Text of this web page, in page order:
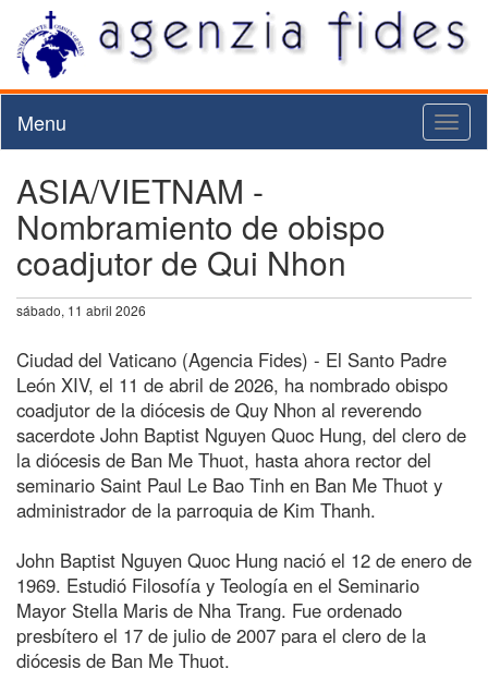
Menu
ASIA/VIETNAM -
Nombramiento de obispo
coadjutor de Qui Nhon
sábado, 11 abril 2026
Ciudad del Vaticano (Agencia Fides) - El Santo Padre
León XIV, el 11 de abril de 2026, ha nombrado obispo
coadjutor de la diócesis de Quy Nhon al reverendo
sacerdote John Baptist Nguyen Quoc Hung, del clero de
la diócesis de Ban Me Thuot, hasta ahora rector del
seminario Saint Paul Le Bao Tinh en Ban Me Thuot y
administrador de la parroquia de Kim Thanh.
John Baptist Nguyen Quoc Hung nació el 12 de enero de
1969. Estudió Filosofía y Teología en el Seminario
Mayor Stella Maris de Nha Trang. Fue ordenado
presbítero el 17 de julio de 2007 para el clero de la
diócesis de Ban Me Thuot.